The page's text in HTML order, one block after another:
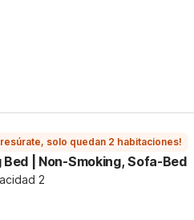
solo quedan 2 habitaciones!
Bed | Non-Smoking, Sofa-Bed
2